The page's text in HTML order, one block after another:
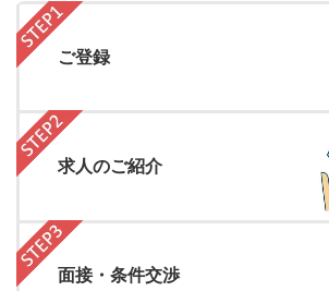
ご登録
求人のご紹介
面接・条件交渉